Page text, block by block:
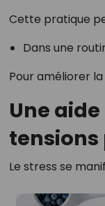
Cette pratique
Dans une
Pour améliorer
Une
tensions
Le stress se